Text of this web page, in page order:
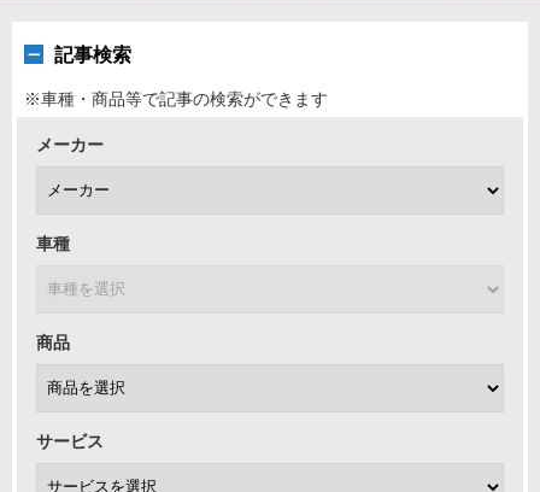
記事検索
※車種・商品等で記事の検索ができます
メーカー
車種
商品
サービス